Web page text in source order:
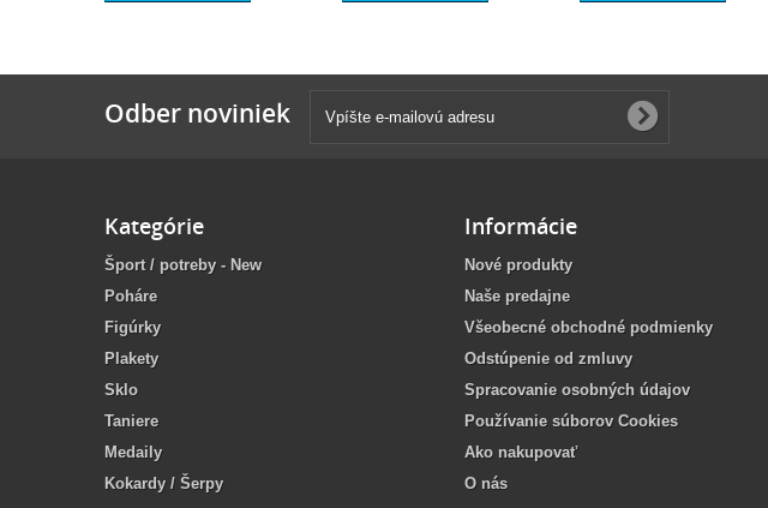
Odber noviniek
Kategórie
Šport / potreby - New
Poháre
Figúrky
Plakety
Sklo
Taniere
Medaily
Kokardy / Šerpy
Informácie
Nové produkty
Naše predajne
Všeobecné obchodné podmienky
Odstúpenie od zmluvy
Spracovanie osobných údajov
Používanie súborov Cookies
Ako nakupovať
O nás